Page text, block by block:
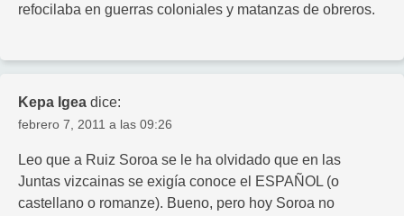
refocilaba en guerras coloniales y matanzas de obreros.
Kepa Igea dice:
febrero 7, 2011 a las 09:26
Leo que a Ruiz Soroa se le ha olvidado que en las
Juntas vizcainas se exigía conoce el ESPAÑOL (o
castellano o romanze). Bueno, pero hoy Soroa no